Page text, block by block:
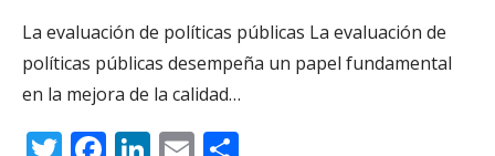
La evaluación de políticas públicas La evaluación de
políticas públicas desempeña un papel fundamental
en la mejora de la calidad…